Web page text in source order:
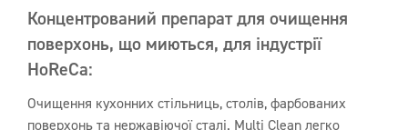
Концентрований препарат для очищення
поверхонь, що миються, для індустрії
HoReCa:
Очищення кухонних стільниць, столів, фарбованих
поверхонь та нержавіючої сталі. Multi Clean легко